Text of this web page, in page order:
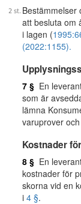
Bestämmelser
att besluta om
i lagen (
(2022:1155).
7 § En
som är
lämna
varuprover
Kostnader
8 § En
kostnader för
skorna vid en
i 4 §.